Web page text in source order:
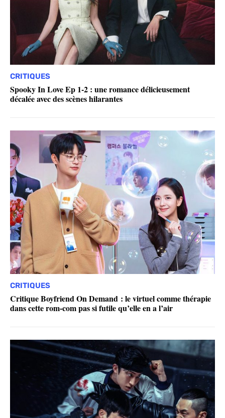
CRITIQUES
Spooky In Love Ep 1-2 : une romance délicieusement
décalée avec des scènes hilarantes
CRITIQUES
Critique Boyfriend On Demand : le virtuel comme thérapie
dans cette rom-com pas si futile qu’elle en a l’air